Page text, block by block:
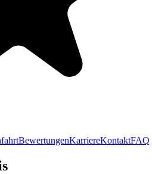
BewertungenKarriereKontaktFAQ